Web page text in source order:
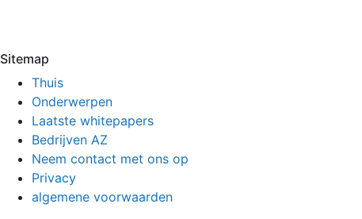
Sitemap
Thuis
Onderwerpen
Laatste whitepapers
Bedrijven AZ
Neem contact met ons op
Privacy
algemene voorwaarden